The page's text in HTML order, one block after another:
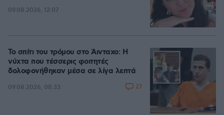
09.08.2026, 12:07
Το σπίτι του τρόμου στο Άινταχο: Η
νύχτα που τέσσερις φοιτητές
δολοφονήθηκαν μέσα σε λίγα λεπτά
09.08.2026, 08:33 27